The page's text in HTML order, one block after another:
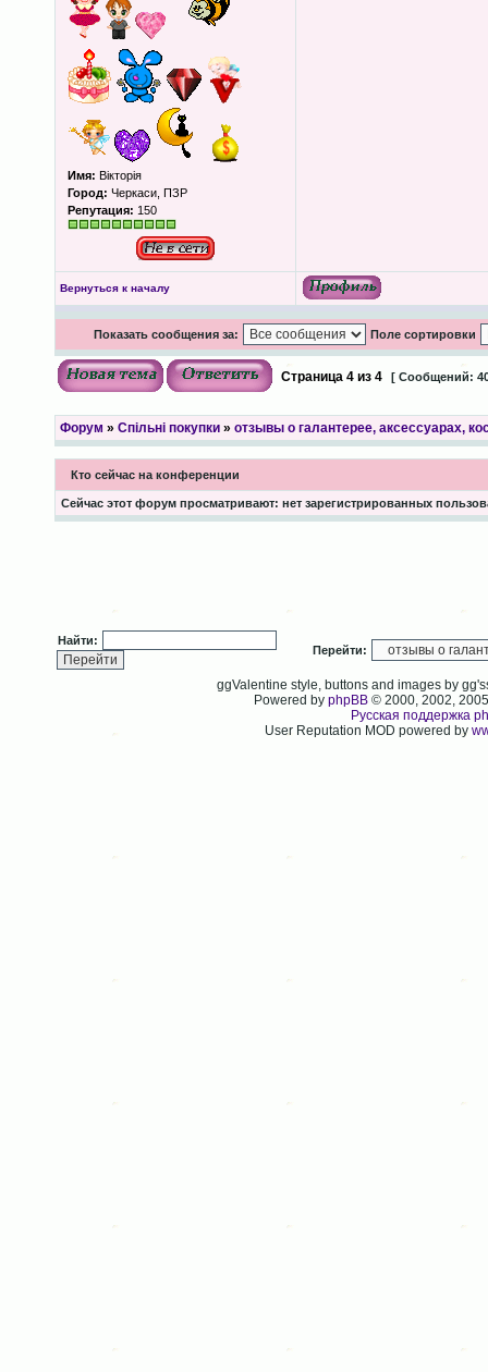
Имя: Вікторія
Город: Черкаси, ПЗР
Репутация: 150
Вернуться к началу
Показать сообщения за: Поле сортировки
Страница 4из 4 [ Сообщений:
Форум » Спільні покупки» отзывы о галантерее, аксессуарах,
Кто сейчас на конференции
Сейчас этот форум просматривают: нет зарегистрированных
Найти:
Перейти:
ggValentine style, buttons and images by
Powered byphpBB © 2000, 2002,
Русская поддержка
User Reputation MOD powered by